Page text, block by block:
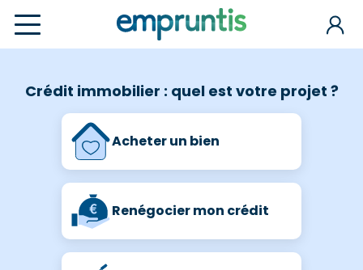
Crédit immobilier : quel est votre projet ?
Acheter un bien
Renégocier mon crédit